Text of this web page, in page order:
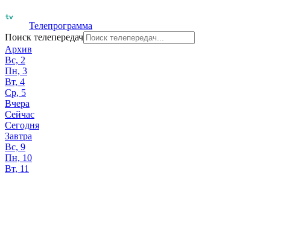
Телепрограмма
Поиск телепередач
Архив
Вс, 2
Пн, 3
Вт, 4
Ср, 5
Вчера
Сейчас
Сегодня
Завтра
Вс, 9
Пн, 10
Вт, 11